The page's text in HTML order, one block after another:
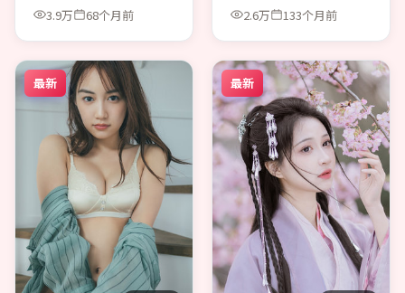
3.9万 68个月前
2.6万
133个月前
最新 最新